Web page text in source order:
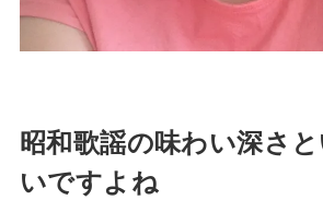
昭和歌謡の味わい深さ
いですよね